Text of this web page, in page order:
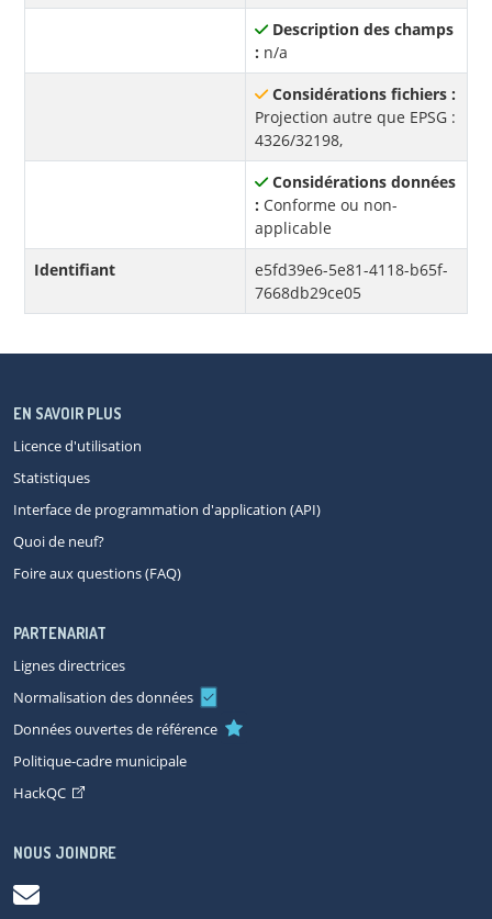
Description des champs
: n/a
Considérations fichiers :
Projection autre que EPSG :
4326/32198,
Considérations données
: Conforme ou non-
applicable
Identifiant
e5fd39e6-5e81-4118-b65f-
7668db29ce05
EN SAVOIR PLUS
Licence d'utilisation
Statistiques
Interface de programmation d'application (API)
Quoi de neuf?
Foire aux questions (FAQ)
PARTENARIAT
Lignes directrices
Normalisation des données
Données ouvertes de référence
Politique-cadre municipale
HackQC
NOUS JOINDRE